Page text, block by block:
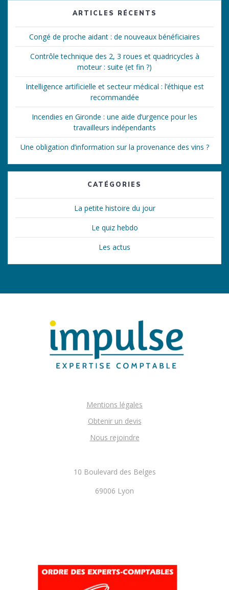
ARTICLES RÉCENTS
Congé de proche aidant : de nouveaux bénéficiaires
Contrôle technique des 2, 3 roues et quadricycles à
moteur : suite (et fin ?)
Intelligence artificielle et secteur médical : l’éthique est
recommandée
Incendies en Gironde : une aide d’urgence pour les
travailleurs indépendants
Une obligation d’information sur la provenance des vins ?
CATÉGORIES
La petite histoire du jour
Le quiz hebdo
Les actus
Mentions légales
Obtenir un devis
Nous rejoindre
10 Boulevard des Belges
69006 Lyon